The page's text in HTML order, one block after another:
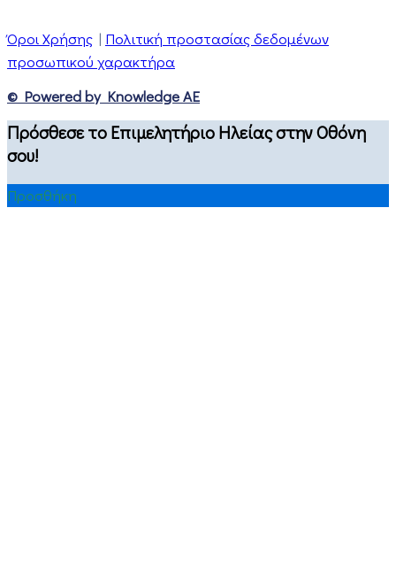
Όροι Χρήσης | Πολιτική προστασίας δεδομένων
προσωπικού χαρακτήρα
© Powered by Knowledge AE
Πρόσθεσε το Επιμελητήριο Ηλείας στην Οθόνη
σου!
Προσθήκη